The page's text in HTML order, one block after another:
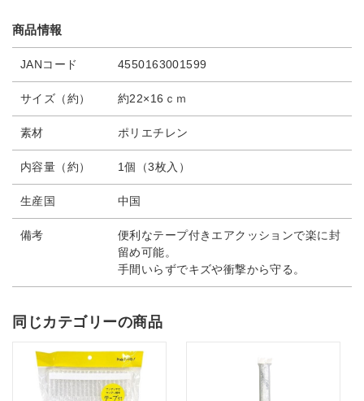
商品情報
JANコード 4550163001599
サイズ（約） 約22×16ｃｍ
素材 ポリエチレン
内容量（約） 1個（3枚入）
生産国 中国
備考
便利なテープ付きエアクッションで楽に封
留め可能。
手間いらずでキズや衝撃から守る。
同じカテゴリーの商品